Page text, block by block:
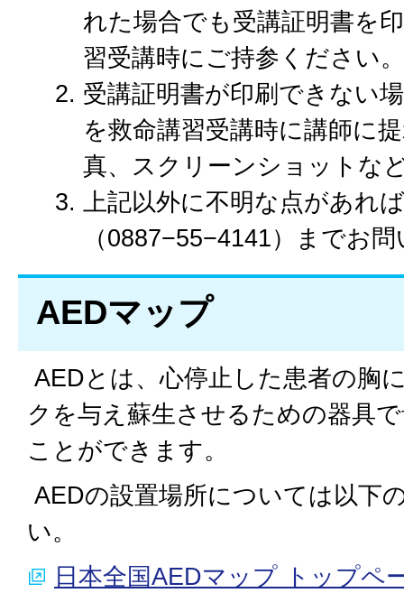
れた場合でも受講証明書を
習受講時にご持参ください。
受講証明書が印刷できない
を救命講習受講時に講師に
真、スクリーンショットな
上記以外に不明な点があれ
（0887−55−4141）までお
AEDマップ
AEDとは、心停止した患者の胸
クを与え蘇生させるための器具
ことができます。
AEDの設置場所については以下
い。
日本全国AEDマップ トップペ